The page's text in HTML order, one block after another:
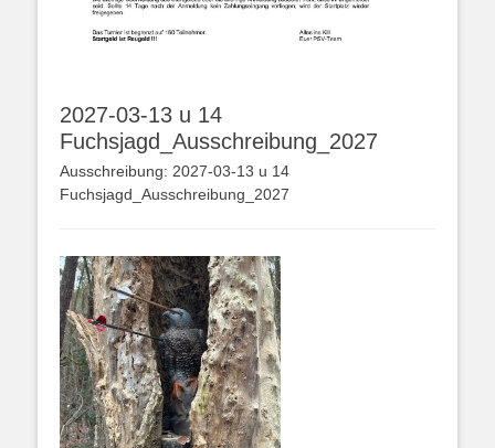
2027-03-13 u 14
Fuchsjagd_Ausschreibung_2027
Ausschreibung: 2027-03-13 u 14
Fuchsjagd_Ausschreibung_2027